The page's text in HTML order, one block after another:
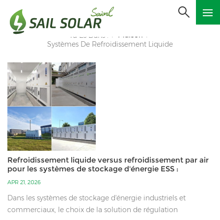
Tu Es Dans : Maison
Systèmes De Refroidissement Liquide
Refroidissement liquide versus refroidissement par air
pour les systèmes de stockage d'énergie ESS :
APR 21, 2026
Dans les systèmes de stockage d'énergie industriels et
commerciaux, le choix de la solution de régulation